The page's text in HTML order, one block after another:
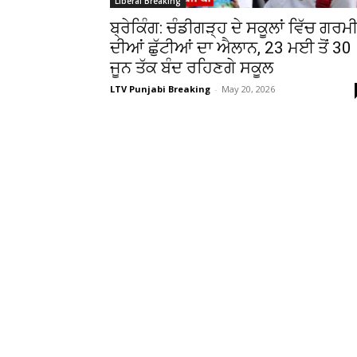
ਬ੍ਰੇਕਿੰਗ: ਚੰਡੀਗੜ੍ਹ ਦੇ ਸਕੂਲਾਂ ਵਿੱਚ ਗਰਮੀ
ਦੀਆਂ ਛੁੱਟੀਆਂ ਦਾ ਐਲਾਨ, 23 ਮਈ ਤੋਂ 30
ਜੂਨ ਤੱਕ ਬੰਦ ਰਹਿਣਗੇ ਸਕੂਲ
LTV Punjabi Breaking - May 20, 2026